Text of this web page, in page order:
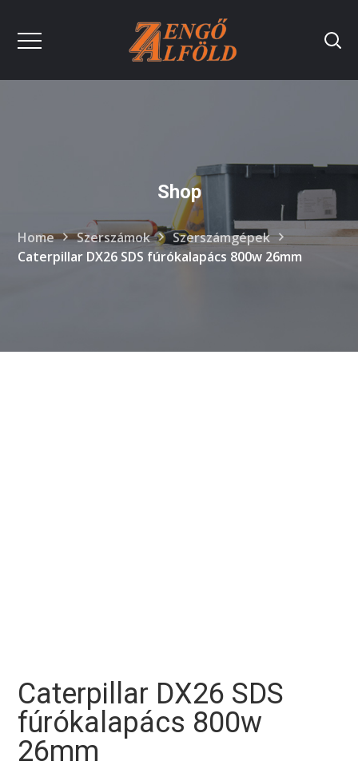
Shop
Home Szerszámok
Szerszámgépek
Caterpillar DX26 SDS fúrókalapács 800w 26mm
Caterpillar DX26 SDS
fúrókalapács 800w
26mm